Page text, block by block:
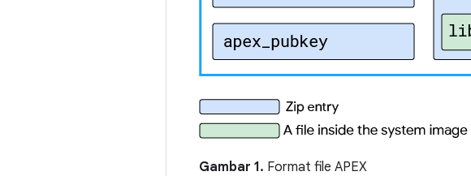
Gambar 1. Format file APEX